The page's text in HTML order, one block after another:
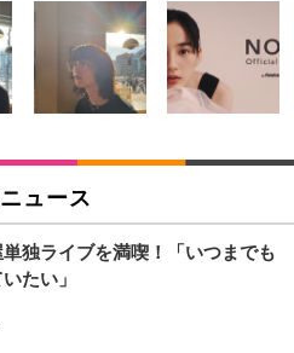
ーアーム シングルアーム 17~32イン
ガス式 VESA規格対応 ブラック
アーム ワイドモニター対応 17~49
5軸 DPA-SS11BK
ーアーム ディスプレイアーム シン
インチ対応 耐荷重9kg VESA規格
クソン Ｔｈｉｓ Ｉｓ Ｉｔ
ケーブル Fire TV Stick対応 オス-メ
識リモコン Pro | 対応する別売りの
です
ュース
独ライブを満喫！「いつまでも
たい」